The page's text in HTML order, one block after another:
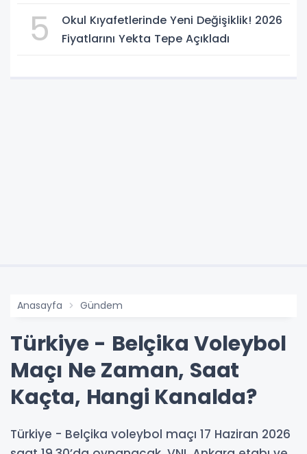
5
Okul Kıyafetlerinde Yeni Değişiklik! 2026
Fiyatlarını Yekta Tepe Açıkladı
Anasayfa Gündem
Türkiye - Belçika Voleybol
Maçı Ne Zaman, Saat
Kaçta, Hangi Kanalda?
Türkiye - Belçika voleybol maçı 17 Haziran 2026